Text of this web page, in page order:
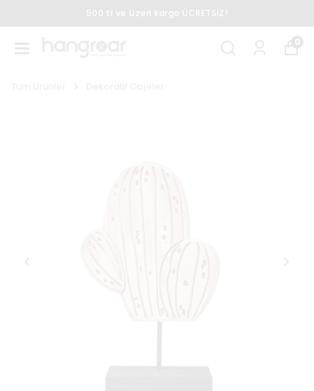
500 tl ve üzeri kargo ÜCRETSİZ!
0